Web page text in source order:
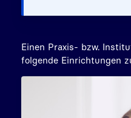
Einen Praxis- bzw.
folgende Einrichtungen